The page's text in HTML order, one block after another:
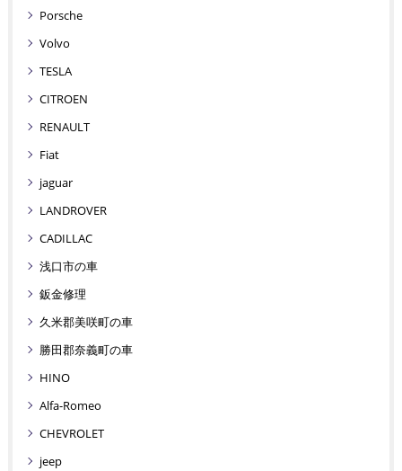
Porsche
Volvo
TESLA
CITROEN
RENAULT
Fiat
jaguar
LANDROVER
CADILLAC
浅口市の車
鈑金修理
久米郡美咲町の車
勝田郡奈義町の車
HINO
Alfa-Romeo
CHEVROLET
jeep